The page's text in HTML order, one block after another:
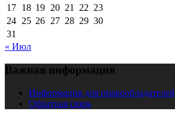
17 18 19 20 21 22 23
24 25 26 27 28 29 30
31
« Июл
Важная информация
Информация для правообладателей
Обратная связь